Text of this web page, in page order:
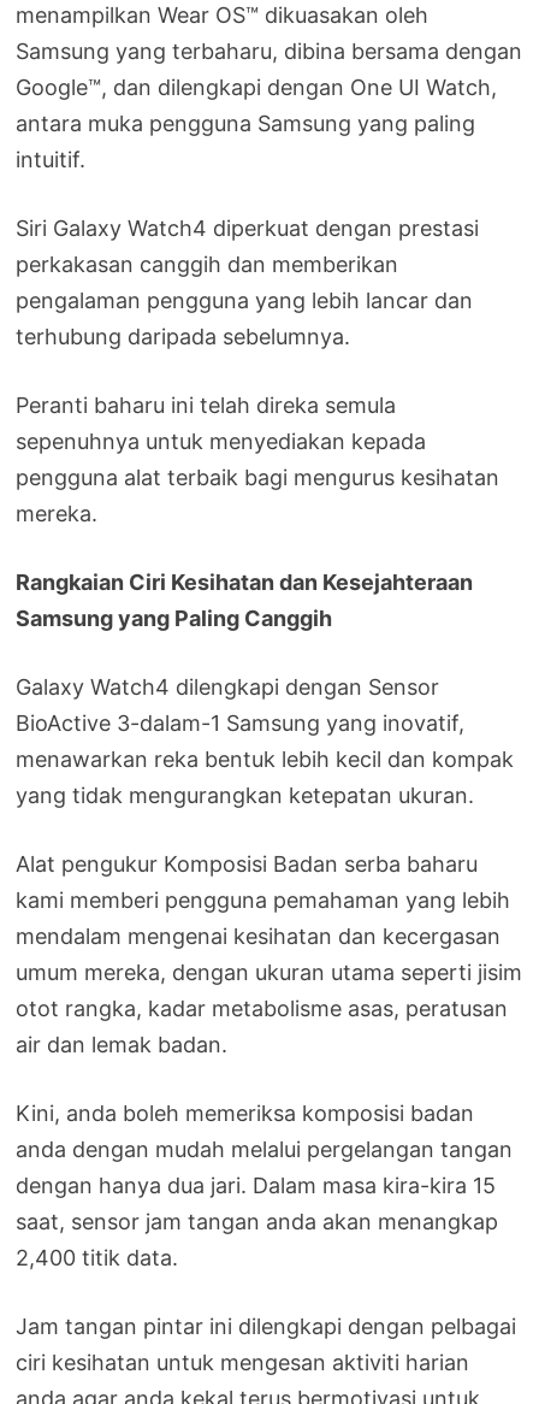
menampilkan Wear OS™ dikuasakan oleh
Samsung yang terbaharu, dibina bersama dengan
Google™, dan dilengkapi dengan One UI Watch,
antara muka pengguna Samsung yang paling
intuitif.
Siri Galaxy Watch4 diperkuat dengan prestasi
perkakasan canggih dan memberikan
pengalaman pengguna yang lebih lancar dan
terhubung daripada sebelumnya.
Peranti baharu ini telah direka semula
sepenuhnya untuk menyediakan kepada
pengguna alat terbaik bagi mengurus kesihatan
mereka.
Rangkaian Ciri Kesihatan dan Kesejahteraan
Samsung yang Paling Canggih
Galaxy Watch4 dilengkapi dengan Sensor
BioActive 3-dalam-1 Samsung yang inovatif,
menawarkan reka bentuk lebih kecil dan kompak
yang tidak mengurangkan ketepatan ukuran.
Alat pengukur Komposisi Badan serba baharu
kami memberi pengguna pemahaman yang lebih
mendalam mengenai kesihatan dan kecergasan
umum mereka, dengan ukuran utama seperti jisim
otot rangka, kadar metabolisme asas, peratusan
air dan lemak badan.
Kini, anda boleh memeriksa komposisi badan
anda dengan mudah melalui pergelangan tangan
dengan hanya dua jari. Dalam masa kira-kira 15
saat, sensor jam tangan anda akan menangkap
2,400 titik data.
Jam tangan pintar ini dilengkapi dengan pelbagai
ciri kesihatan untuk mengesan aktiviti harian
anda agar anda kekal terus bermotivasi untuk